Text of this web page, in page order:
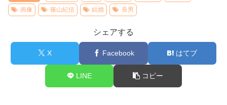
画像
篠山紀信 結婚 長男
シェアする
X Facebook はてブ
LINE コピー